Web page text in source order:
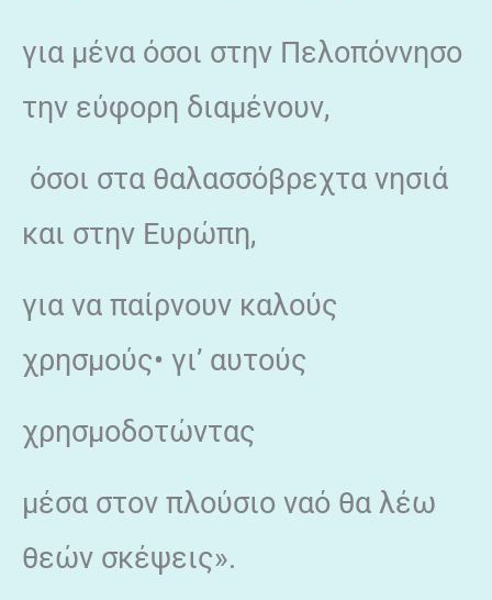
για μένα όσοι στην Πελοπόννησο
την εύφορη διαμένουν,
όσοι στα θαλασσόβρεχτα νησιά
και στην Ευρώπη,
για να παίρνουν καλούς
χρησμούς• γι’ αυτούς
χρησμοδοτώντας
μέσα στον πλούσιο ναό θα λέω
θεών σκέψεις».